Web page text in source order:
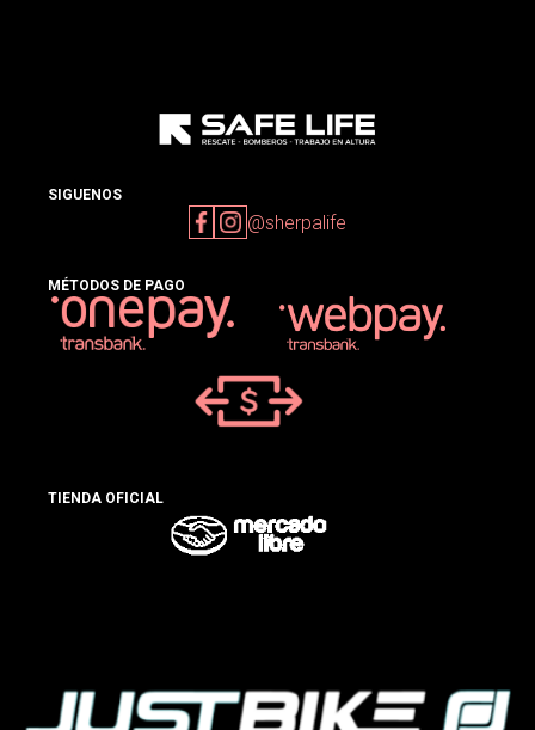
SIGUENOS
@sherpalife
MÉTODOS DE PAGO
TIENDA OFICIAL